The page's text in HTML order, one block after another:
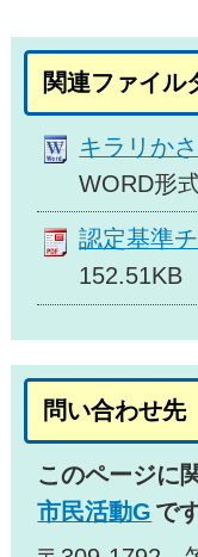
関連ファイル
キラリか
WORD形
認定基準
152.51KB
問い合わせ先
このページに
市民活動G で